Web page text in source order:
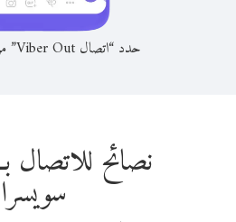
حدد “اتصال Viber Out” من عنوان المحادثة
نصائح للاتصال
سويسرا